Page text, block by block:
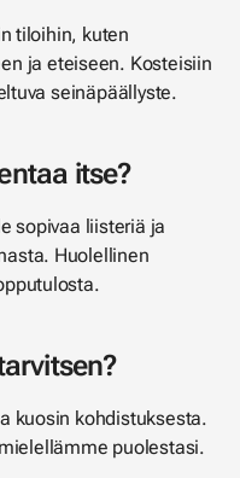
tiloihin, kuten
ja eteiseen. Kosteisiin
seinäpäällyste.
itse?
sopivaa liisteriä ja
Huolellinen
kuosin kohdistuksesta.
puolestasi.